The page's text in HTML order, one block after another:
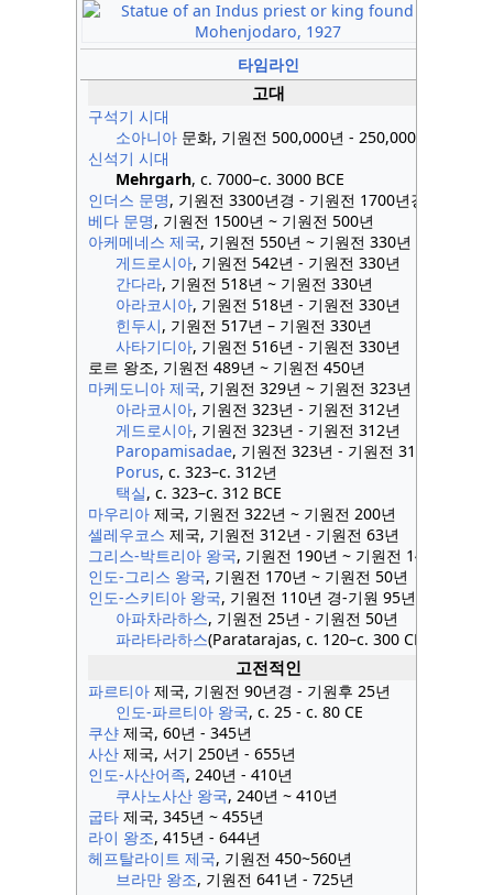
타임라인
고대
구석기 시대
소아니아 문화, 기원전 500,000년 - 250,000년
신석기 시대
Mehrgarh, c. 7000–c. 3000 BCE
인더스 문명, 기원전 3300년경 - 기원전 1700년경
베다 문명, 기원전 1500년 ~ 기원전 500년
아케메네스 제국, 기원전 550년 ~ 기원전 330년
게드로시아, 기원전 542년 - 기원전 330년
간다라, 기원전 518년 ~ 기원전 330년
아라코시아, 기원전 518년 - 기원전 330년
힌두시, 기원전 517년 – 기원전 330년
사타기디아, 기원전 516년 - 기원전 330년
로르 왕조, 기원전 489년 ~ 기원전 450년
마케도니아 제국, 기원전 329년 ~ 기원전 323년
아라코시아, 기원전 323년 - 기원전 312년
게드로시아, 기원전 323년 - 기원전 312년
Paropamisadae, 기원전 323년 - 기원전 312년
Porus, c. 323–c. 312년
택실, c. 323–c. 312 BCE
마우리아제국, 기원전 322년 ~ 기원전 200년
셀레우코스 제국, 기원전 312년 - 기원전 63년
그리스-박트리아 왕국, 기원전 190년 ~ 기원전 140년
인도-그리스 왕국, 기원전 170년 ~ 기원전 50년
인도-스키티아 왕국, 기원전 110년 경-기원 95년 경
아파차라하스, 기원전 25년 - 기원전 50년
파라타라하스(Paratarajas, c. 120–c. 300 CE)
고전적인
파르티아제국, 기원전 90년경 - 기원후 25년
인도-파르티아 왕국, c. 25 - c. 80 CE
쿠샨제국, 60년 - 345년
사산제국, 서기 250년 - 655년
인도-사산어족, 240년 - 410년
쿠사노사산 왕국, 240년 ~ 410년
굽타제국, 345년 ~ 455년
라이 왕조, 415년 - 644년
헤프탈라이트 제국, 기원전 450~560년
브라만 왕조, 기원전 641년 - 725년